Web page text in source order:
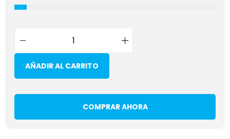
AÑADIR AL CARRITO
COMPRAR AHORA